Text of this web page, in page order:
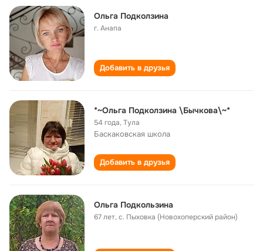
Ольга Подколзина
г. Анапа
Добавить в друзья
*~Ольга Подколзина \Бычкова\~*
54 года,Тула
Баскаковская школа
Добавить в друзья
Ольга Подкользина
67 лет,с. Пыховка (Новохоперский район)